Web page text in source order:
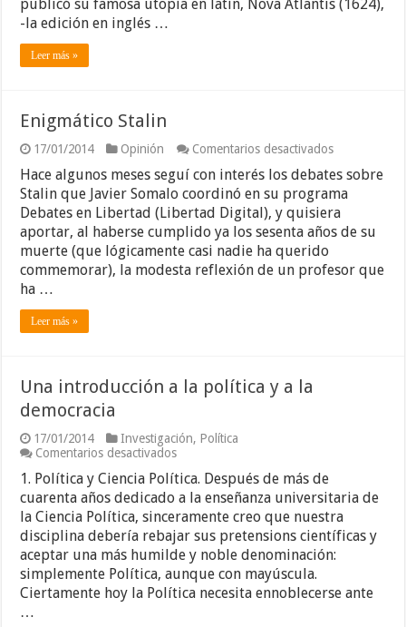
publicó su famosa utopía en latín, Nova Atlantis (1624),
-la edición en inglés …
Leer más »
Enigmático Stalin
17/01/2014 Opinión Comentarios desactivadosen
Stalin
Hace algunos meses seguí con interés los debates sobre
Stalin que Javier Somalo coordinó en su programa
Debates en Libertad (Libertad Digital), y quisiera
aportar, al haberse cumplido ya los sesenta años de su
muerte (que lógicamente casi nadie ha querido
commemorar), la modesta reflexión de un profesor que
ha …
Leer más »
Una introducción a la política y a la
democracia
17/01/2014 Investigación, Política
Comentarios desactivadosen
introducción
a
la
política
y
a
la
democracia
1. Política y Ciencia Política. Después de más de
cuarenta años dedicado a la enseñanza universitaria de
la Ciencia Política, sinceramente creo que nuestra
disciplina debería rebajar sus pretensions científicas y
aceptar una más humilde y noble denominación:
simplemente Política, aunque con mayúscula.
Ciertamente hoy la Política necesita ennoblecerse ante
…